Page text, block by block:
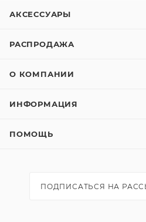
АКСЕССУАРЫ
РАСПРОДАЖА
О КОМПАНИИ
ИНФОРМАЦИЯ
ПОМОЩЬ
ПОДПИСАТЬСЯ НА